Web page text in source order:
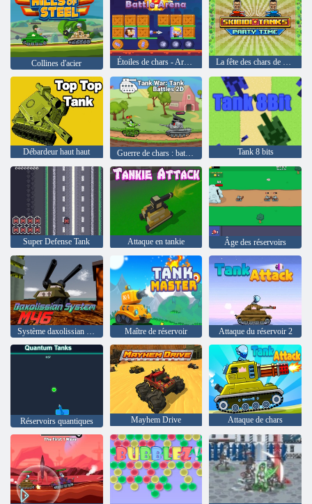
Collines d'acier Étoiles de chars - Arène de combat La fête des chars de Skibidi
Débardeur haut haut Guerre de chars : batailles de chars 2D Tank 8 bits
Super Defense Tank Attaque en tankie Âge des réservoirs
Système daxolissian M46 Maître de réservoir Attaque du réservoir 2
Réservoirs quantiques Mayhem Drive Attaque de chars